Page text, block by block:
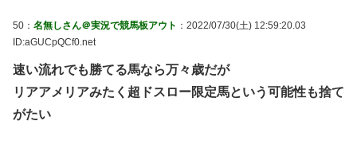
50： 名無しさん＠実況で競馬板アウト ：2022/07/30(土) 12:59:20.03
ID:aGUCpQCf0.net
速い流れでも勝てる馬なら万々歳だが
リアアメリアみたく超ドスロー限定馬という可能性も捨て
がたい